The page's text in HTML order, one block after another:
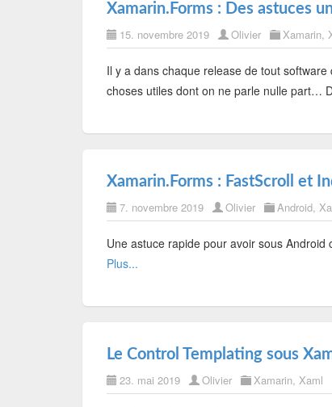
Xamarin.Forms : Des astuces
15. novembre 2019 Olivier Xamarin,
Il y a dans chaque release de tout
choses utiles dont on ne parle nulle part…
Xamarin.Forms : FastScroll et
7. novembre 2019 Olivier Android,
Une astuce rapide pour avoir sous
Plus...
Le Control Templating sous
23. mai 2019 Olivier Xamarin, Xaml